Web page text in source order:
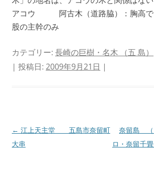
アコウ 阿古木（道路脇）：胸高で
股の主幹のみ
カテゴリー: 長崎の巨樹・名木 （五 島）
| 投稿日: 2009年9月21日 |
投
稿
← 江上天主堂 五島市奈留町
大串
奈留島 （
ロ・奈留